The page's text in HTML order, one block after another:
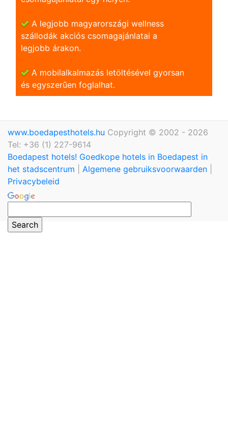
A legjobb magyarországi wellness
szállodák akciós csomagajánlatai a
legjobb árakon.
A mobilalkalmazás letöltésével gyorsan
és egyszerũen foglalhat.
www.boedapesthotels.hu Copyright © 2002 - 2026
Tel: +36 (1) 227-9614
Boedapest hotels! Goedkope hotels in Boedapest in
het stadscentrum
Algemene gebruiksvoorwaarden
Privacybeleid